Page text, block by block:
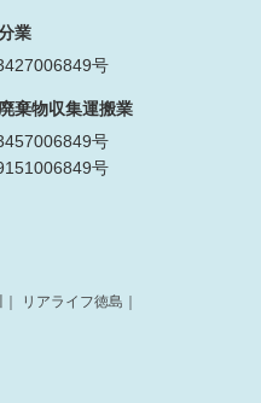
業
号
棄物収集運搬業
号
号
リアライフ徳島